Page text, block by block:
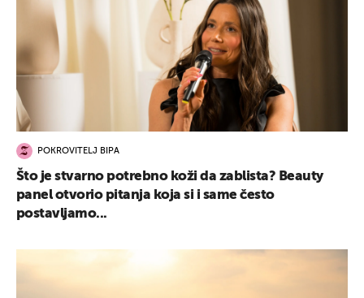
POKROVITELJ BIPA
Što je stvarno potrebno koži da zablista? Beauty
panel otvorio pitanja koja si i same često
postavljamo...